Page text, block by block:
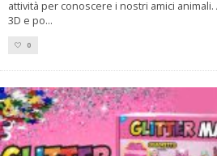
attività per conoscere i nostri amici
3D e po...
0